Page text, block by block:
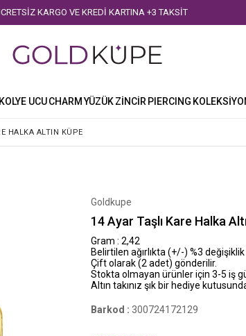
KARGO VE KREDİ KARTINA +3 TAKSİT
KOLYE UCUCHARMYÜZÜKZİNCİR PIERCING
HALKA ALTIN KÜPE
Goldkupe
14 Ayar Taşlı Kare Halka
Gram : 2,42
Belirtilen ağırlıkta (+/-) %3
Çift olarak (2 adet) gönderilir.
Stokta olmayan ürünler için 3-5 iş
Altın takınız şık bir hediye
Barkod : 300724172129